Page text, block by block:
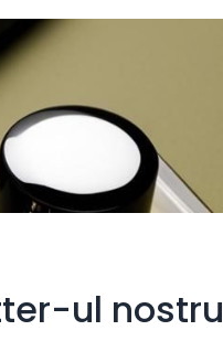
ul nostru